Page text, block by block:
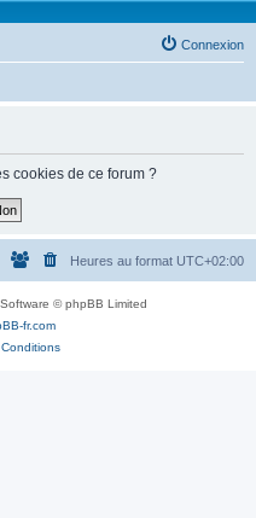
Connexion
cookies de ce forum ?
Heures au format UTC+02:00
© phpBB Limited
fr.com
Conditions